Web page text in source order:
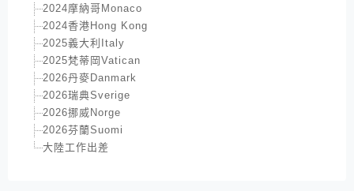
2024摩納哥Monaco
2024香港Hong Kong
2025義大利Italy
2025梵蒂岡Vatican
2026丹麥Danmark
2026瑞典Sverige
2026挪威Norge
2026芬蘭Suomi
大陸工作出差